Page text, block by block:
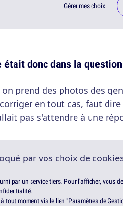
Gérer mes choix
était donc dans la question
prend des photos des
en tout cas, faut
pas s'attendre à une
par vos choix de cookies
par un service tiers. Pour l'afficher, vous
tout moment via le lien "Paramètres de